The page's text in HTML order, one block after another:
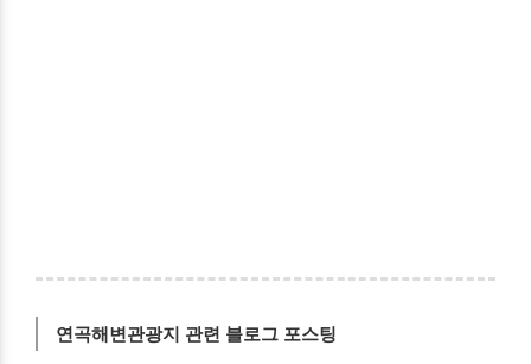
연곡해변관광지 관련 블로그 포스팅